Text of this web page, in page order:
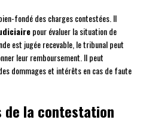
fondé des charges contestées. Il
pour évaluer la situation de
est jugée recevable, le tribunal peut
leur remboursement. Il peut
dommages et intérêts en cas de faute
de la contestation